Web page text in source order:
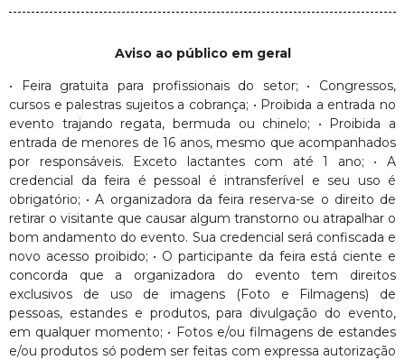
Aviso ao público em geral
• Feira gratuita para profissionais do setor; • Congressos,
cursos e palestras sujeitos a cobrança; • Proibida a entrada no
evento trajando regata, bermuda ou chinelo; • Proibida a
entrada de menores de 16 anos, mesmo que acompanhados
por responsáveis. Exceto lactantes com até 1 ano; • A
credencial da feira é pessoal é intransferível e seu uso é
obrigatório; • A organizadora da feira reserva-se o direito de
retirar o visitante que causar algum transtorno ou atrapalhar o
bom andamento do evento. Sua credencial será confiscada e
novo acesso proibido; • O participante da feira está ciente e
concorda que a organizadora do evento tem direitos
exclusivos de uso de imagens (Foto e Filmagens) de
pessoas, estandes e produtos, para divulgação do evento,
em qualquer momento; • Fotos e/ou filmagens de estandes
e/ou produtos só podem ser feitas com expressa autorização